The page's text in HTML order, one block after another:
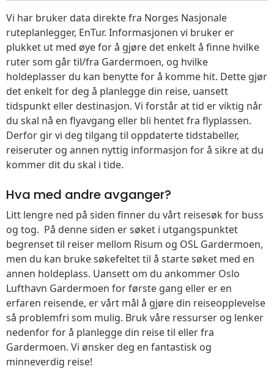
Vi har bruker data direkte fra Norges Nasjonale
ruteplanlegger, EnTur. Informasjonen vi bruker er
plukket ut med øye for å gjøre det enkelt å finne hvilke
ruter som går til/fra Gardermoen, og hvilke
holdeplasser du kan benytte for å komme hit. Dette gjør
det enkelt for deg å planlegge din reise, uansett
tidspunkt eller destinasjon. Vi forstår at tid er viktig når
du skal nå en flyavgang eller bli hentet fra flyplassen.
Derfor gir vi deg tilgang til oppdaterte tidstabeller,
reiseruter og annen nyttig informasjon for å sikre at du
kommer dit du skal i tide.
Hva med andre avganger?
Litt lengre ned på siden finner du vårt reisesøk for buss
og tog. På denne siden er søket i utgangspunktet
begrenset til reiser mellom Risum og OSL Gardermoen,
men du kan bruke søkefeltet til å starte søket med en
annen holdeplass. Uansett om du ankommer Oslo
Lufthavn Gardermoen for første gang eller er en
erfaren reisende, er vårt mål å gjøre din reiseopplevelse
så problemfri som mulig. Bruk våre ressurser og lenker
nedenfor for å planlegge din reise til eller fra
Gardermoen. Vi ønsker deg en fantastisk og
minneverdig reise!